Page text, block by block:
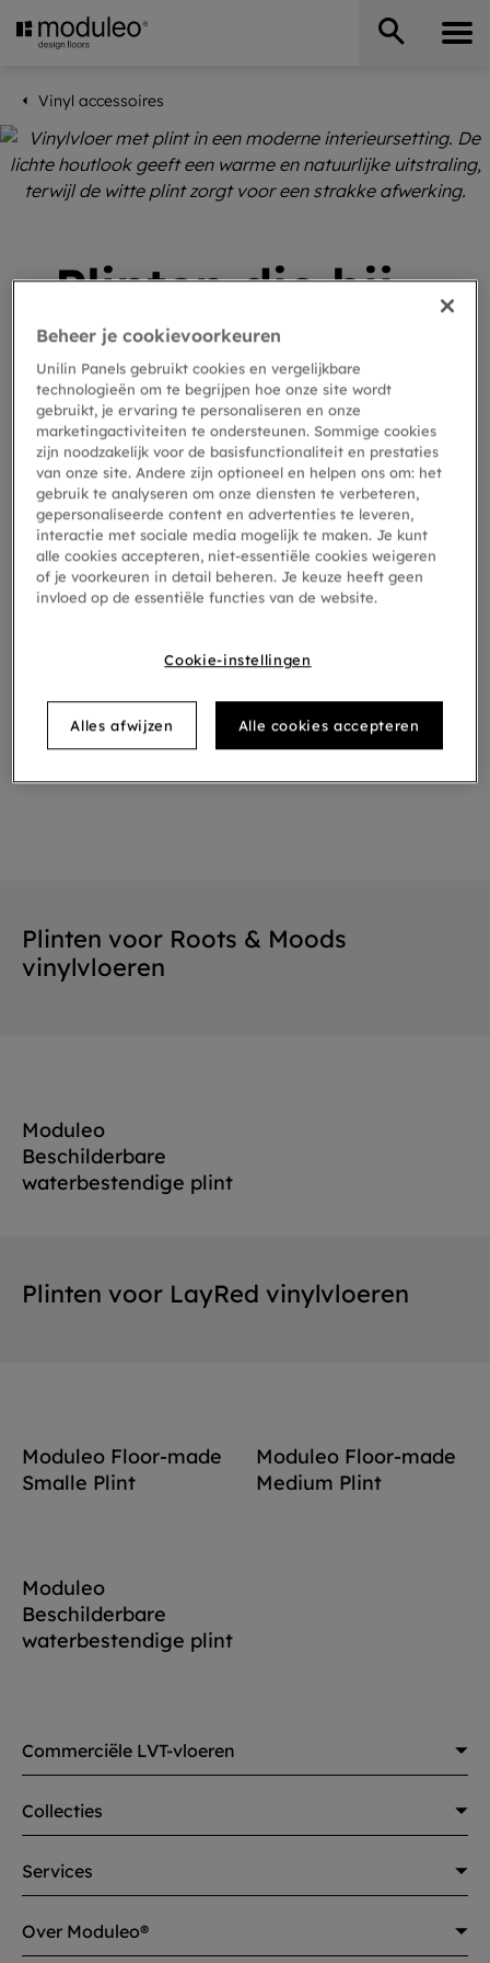
Vinyl accessoires
Plinten die bij
je vinylvloer
passen
Moduleo-plinten zijn zorgvuldig ontworpen om
je Moduleo-vloeren aan te vullen en zorgen
voor een soepele en consistente overgang
tussen vloer en muur. Ze zijn verkrijgbaar in
bijpassende kleuren,wit en
overschilderbare opties, en bieden een
voorzien van een kras- en slijtvaste
Moduleo-vloer en bestand tegen dagelijkse
slijtage.
Plinten voor Roots & Moods
vinylvloeren
Moduleo
Beschilderbare
waterbestendige plint
Plinten voor LayRed vinylvloeren
Moduleo Floor-made
Smalle Plint
Moduleo Floor-made
Medium Plint
Moduleo
Beschilderbare
waterbestendige plint
Commerciële LVT-vloeren
Collecties
Services
Over Moduleo®
Beheer je cookievoorkeuren
Unilin Panels gebruikt cookies en vergelijkbare
technologieën om te begrijpen hoe onze site wordt
gebruikt, je ervaring te personaliseren en onze
marketingactiviteiten te ondersteunen. Sommige cookies
zijn noodzakelijk voor de basisfunctionaliteit en prestaties
van onze site. Andere zijn optioneel en helpen ons om: het
gebruik te analyseren om onze diensten te verbeteren,
gepersonaliseerde content en advertenties te leveren,
interactie met sociale media mogelijk te maken. Je kunt
alle cookies accepteren, niet-essentiële cookies weigeren
of je voorkeuren in detail beheren. Je keuze heeft geen
invloed op de essentiële functies van de website.
Cookie-instellingen
Alles afwijzen Alle cookies accepteren